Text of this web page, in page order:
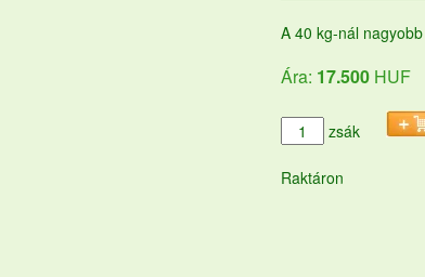
A 40 kg-nál
Ára: 17.500 HUF
zsák
Raktáron